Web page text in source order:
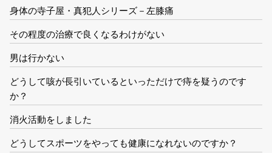
身体の寺子屋・真犯人シリーズ－左膝痛
その程度の治療で良くなるわけがない
男は行かない
どうして咳が長引いているといっただけで痔を疑うのです
か？
消火活動をしました
どうしてスポーツをやっても健康になれないのですか？